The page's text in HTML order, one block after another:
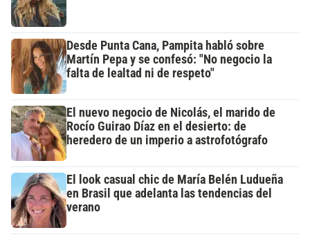
Desde Punta Cana, Pampita habló sobre
Martín Pepa y se confesó: "No negocio la
falta de lealtad ni de respeto"
El nuevo negocio de Nicolás, el marido de
Rocío Guirao Díaz en el desierto: de
heredero de un imperio a astrofotógrafo
El look casual chic de María Belén Ludueña
en Brasil que adelanta las tendencias del
verano